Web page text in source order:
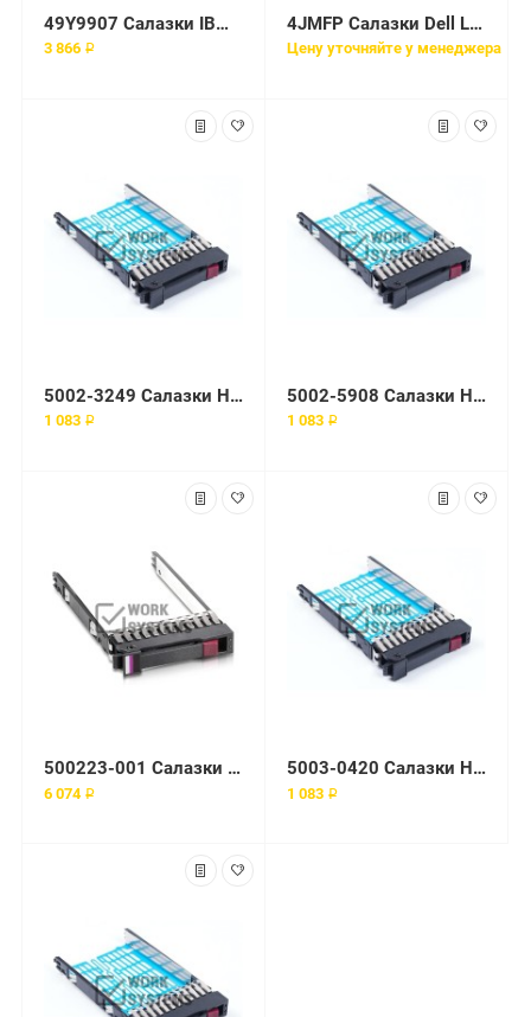
49Y9907 Салазки IBM (Lenovo)
3 866 ₽
4JMFP Салазки Dell Latitude E5470 HDD Caddy
Цену уточняйте у менеджера
5002-3249 Салазки HP Enterprise
1 083 ₽
5002-5908 Салазки HP Enterprise
1 083 ₽
500223-001 Салазки HP Enterprise 2.5" SATA SAS
6 074 ₽
5003-0420 Салазки HP Enterprise
1 083 ₽